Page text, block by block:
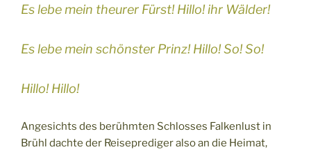
Es lebe mein theurer Fürst! Hillo! ihr Wälder!
Es lebe mein schönster Prinz! Hillo! So! So!
Hillo! Hillo!
Angesichts des berühmten Schlosses Falkenlust in
Brühl dachte der Reiseprediger also an die Heimat,